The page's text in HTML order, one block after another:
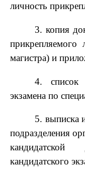
личность
3. копия
прикрепляемого
магистра) и
4. список
экзамена по
5. выписка
подразделения
кандидатского